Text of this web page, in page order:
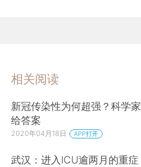
相关阅读
新冠传染性为何超强？科学家
给答案
2020年04月18日 APP打开
武汉：进入ICU逾两月的重症